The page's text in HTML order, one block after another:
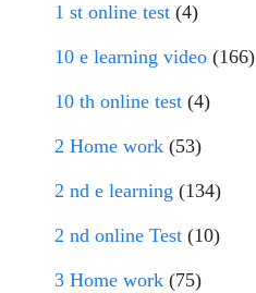
1 st online test (4)
10 e learning video (166)
10 th online test (4)
2 Home work (53)
2 nd e learning (134)
2 nd online Test (10)
3 Home work (75)